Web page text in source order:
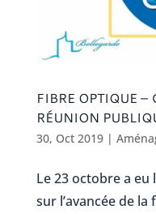
FIBRE OPTIQUE –
RÉUNION
30, Oct 2019|
Le 23 octobre a
sur l’avancée de